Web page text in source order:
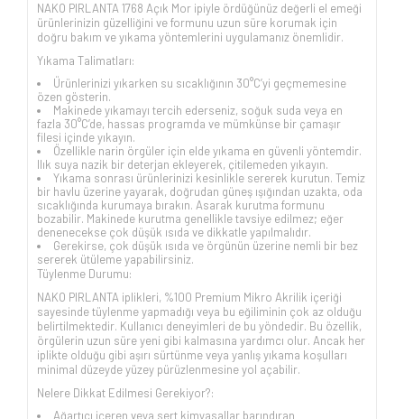
NAKO PIRLANTA 1768 Açık Mor ipiyle ördüğünüz değerli el emeği
ürünlerinizin güzelliğini ve formunu uzun süre korumak için
doğru bakım ve yıkama yöntemlerini uygulamanız önemlidir.
Yıkama Talimatları:
Ürünlerinizi yıkarken su sıcaklığının 30°C’yi geçmemesine
özen gösterin.
Makinede yıkamayı tercih ederseniz, soğuk suda veya en
fazla 30°C’de, hassas programda ve mümkünse bir çamaşır
filesi içinde yıkayın.
Özellikle narin örgüler için elde yıkama en güvenli yöntemdir.
Ilık suya nazik bir deterjan ekleyerek, çitilemeden yıkayın.
Yıkama sonrası ürünlerinizi kesinlikle sererek kurutun. Temiz
bir havlu üzerine yayarak, doğrudan güneş ışığından uzakta, oda
sıcaklığında kurumaya bırakın. Asarak kurutma formunu
bozabilir. Makinede kurutma genellikle tavsiye edilmez; eğer
denenecekse çok düşük ısıda ve dikkatle yapılmalıdır.
Gerekirse, çok düşük ısıda ve örgünün üzerine nemli bir bez
sererek ütüleme yapabilirsiniz.
Tüylenme Durumu:
NAKO PIRLANTA iplikleri, %100 Premium Mikro Akrilik içeriği
sayesinde tüylenme yapmadığı veya bu eğiliminin çok az olduğu
belirtilmektedir. Kullanıcı deneyimleri de bu yöndedir. Bu özellik,
örgülerin uzun süre yeni gibi kalmasına yardımcı olur. Ancak her
iplikte olduğu gibi aşırı sürtünme veya yanlış yıkama koşulları
minimal düzeyde yüzey pürüzlenmesine yol açabilir.
Nelere Dikkat Edilmesi Gerekiyor?:
Ağartıcı içeren veya sert kimyasallar barındıran